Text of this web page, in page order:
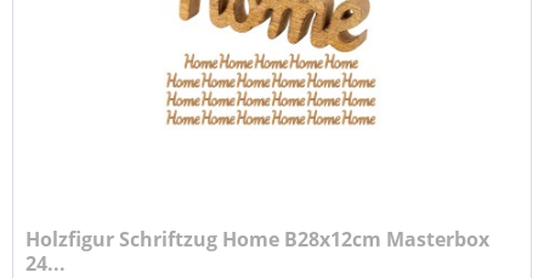
Holzfigur Schriftzug Home B28x12cm Masterbox
24...